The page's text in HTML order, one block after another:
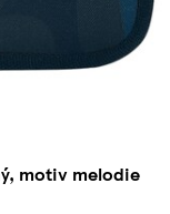
motiv melodie